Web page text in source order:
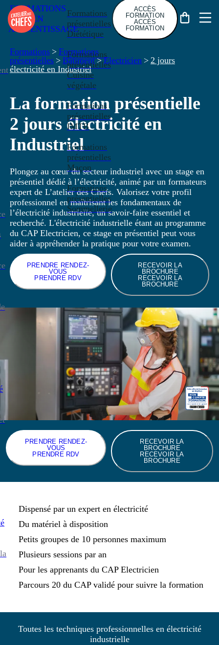
FORMATIONS
EN
APPRENTISSAGE
Formations
présentielles
Diététique
Formations
présentielles
Cuisine
végétale
Formations
présentielles
IMTB
Formations
présentielles
Maçon
Formations
présentielles
Sommellerie
ACCÈS
FORMATION
ACCÈS
FORMATION
Formations > Formations
présentielles > Bâtiment > Electricien > 2 jours
électricité en Industriel
La formation présentielle
2 jours électricité en
Industriel
Plongez au cœur du secteur industriel avec un stage en
présentiel dédié à l’électricité, animé par un formateurs
expert de L’atelier des Chefs. Valorisez votre profil
professionnel en maîtrisant les fondamentaux de
l’électricité industrielle, un savoir-faire essentiel et
recherché. L'électricité industrielle étant au programme
du CAP Electricien, ce stage en présentiel peut vous
aider à appréhender la pratique pour votre examen.
PRENDRE RENDEZ-
VOUS
PRENDRE RDV
RECEVOIR LA
BROCHURE
RECEVOIR LA
BROCHURE
PRENDRE RENDEZ-
VOUS
PRENDRE RDV
RECEVOIR LA
BROCHURE
RECEVOIR LA
BROCHURE
Dispensé par un expert en électricité
Du matériel à disposition
Petits groupes de 10 personnes maximum
Plusieurs sessions par an
Pour les apprenants du CAP Electricien
Parcours 20 du CAP validé pour suivre la formation
Toutes les techniques professionnelles en électricité
industrielle